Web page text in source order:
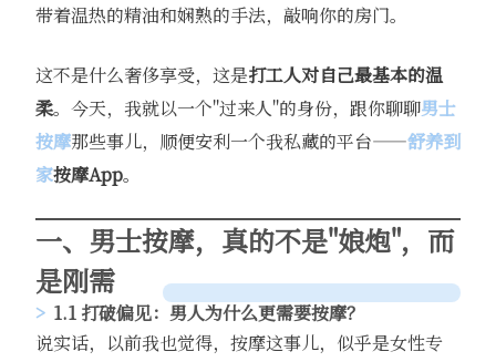
带着温热的精油和娴熟的手法，敲响你的房门。
这不是什么奢侈享受，这是打工人对自己最基本的温
柔。今天，我就以一个"过来人"的身份，跟你聊聊男士
按摩那些事儿，顺便安利一个我私藏的平台——舒养到
家按摩App。
一、男士按摩，真的不是"娘炮"，而
是刚需
1.1 打破偏见：男人为什么更需要按摩？
说实话，以前我也觉得，按摩这事儿，似乎是女性专